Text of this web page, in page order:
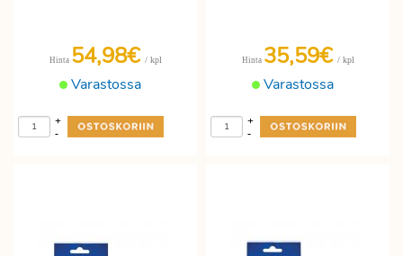
Varastossa
Hinta 54,98€ / kpl
-
+
Varastossa
Hinta 35,59€ / kpl
-
+